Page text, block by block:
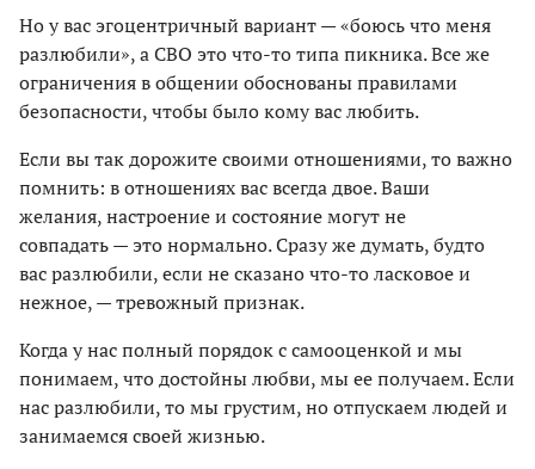
Но у вас эгоцентричный вариант — «боюсь что меня
разлюбили», а СВО это что-то типа пикника. Все же
ограничения в общении обоснованы правилами
безопасности, чтобы было кому вас любить.
Если вы так дорожите своими отношениями, то важно
помнить: в отношениях вас всегда двое. Ваши
желания, настроение и состояние могут не
совпадать — это нормально. Сразу же думать, будто
вас разлюбили, если не сказано что-то ласковое и
нежное, — тревожный признак.
Когда у нас полный порядок с самооценкой и мы
понимаем, что достойны любви, мы ее получаем. Если
нас разлюбили, то мы грустим, но отпускаем людей и
занимаемся своей жизнью.